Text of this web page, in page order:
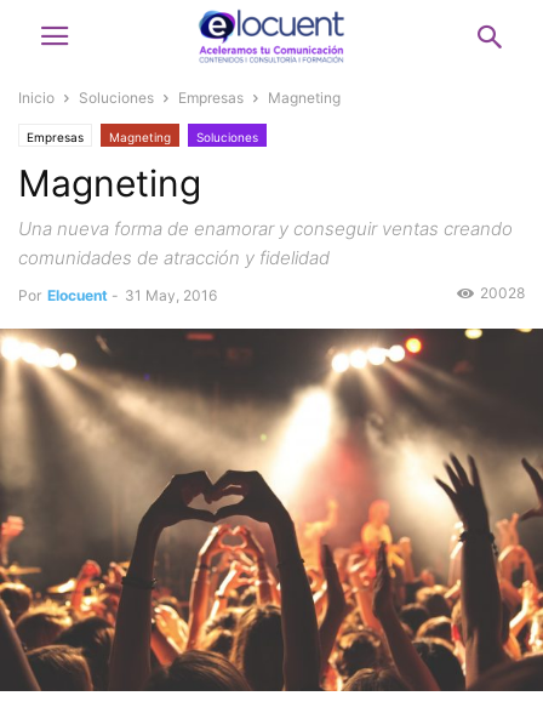
Inicio Soluciones Empresas Magneting
Empresas Magneting Soluciones
Magneting
Una nueva forma de enamorar y conseguir ventas creando
comunidades de atracción y fidelidad
Por Elocuent - 31 May, 2016 20028